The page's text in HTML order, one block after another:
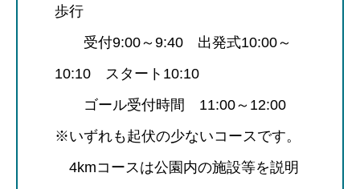
歩行
受付9:00～9:40 出発式10:00～
10:10 スタート10:10
ゴール受付時間 11:00～12:00
※いずれも起伏の少ないコースです。
4kmコースは公園内の施設等を説明